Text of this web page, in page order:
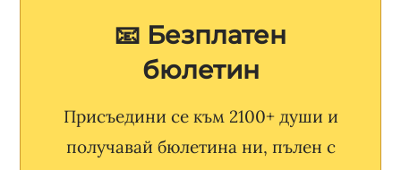
📧 Безплатен
бюлетин
Присъедини се към 2100+ души и
получавай бюлетина ни, пълен с